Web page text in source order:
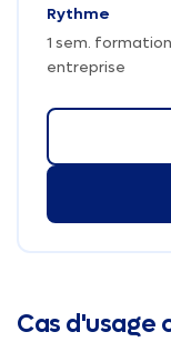
Rythme
1 sem.
entreprise
Cas d'usage